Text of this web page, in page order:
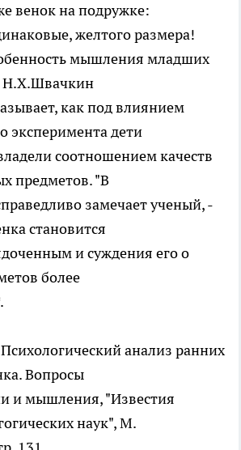
венок на подружке:
желтого размера!
мышления младших
Н.X.Швачкин
как под влиянием
эксперимента дети
соотношением качеств
предметов. "В
замечает ученый, -
становится
и суждения его о
более
анализ ранних
Вопросы
и мышления, "Известия
наук", М.